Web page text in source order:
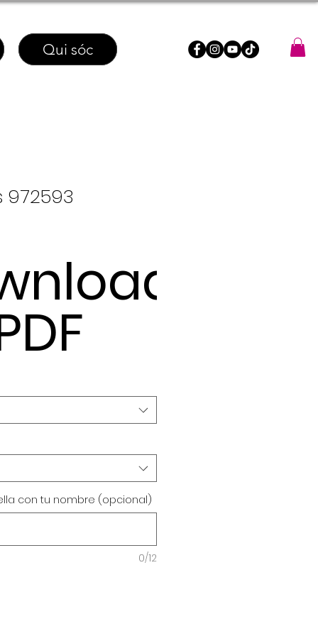
Qui sóc
972593
con tu nombre (opcional)
0/12